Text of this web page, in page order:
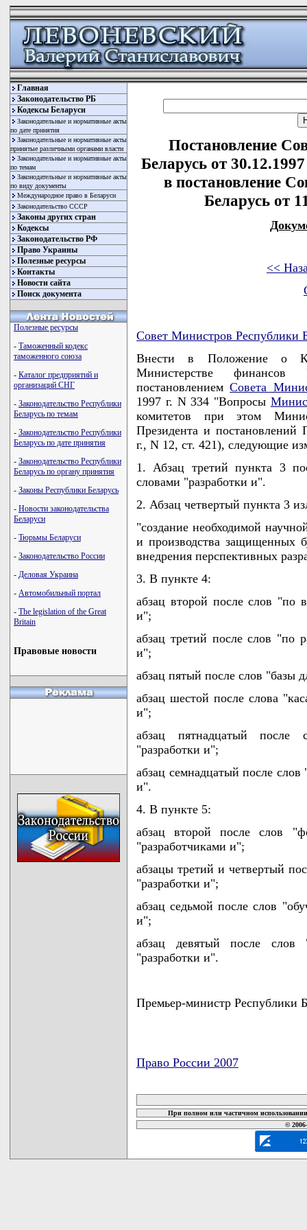
Главная
Законодательство РБ
Кодексы Беларуси
Законодательные и нормативные акты
по дате принятия
Законодательные и нормативные акты
принятые различными органами власти
Законодательные и нормативные акты
по темам
Законодательные и нормативные акты
по виду документы
Международное право в Беларуси
Законодательство СССР
Законы других стран
Кодексы
Законодательство РФ
Право Украины
Полезные ресурсы
Контакты
Новости сайта
Поиск документа
Полезные ресурсы
- Таможенный кодекс
таможенного союза
- Каталог предприятий и
организаций СНГ
- Законодательство Республики
Беларусь по темам
- Законодательство Республики
Беларусь по дате принятия
- Законодательство Республики
Беларусь по органу принятия
- Законы Республики Беларусь
- Новости законодательства
Беларуси
- Тюрьмы Беларуси
- Законодательство России
- Деловая Украина
- Автомобильный портал
- The legislation of the Great
Britain
Правовые новости
Постановление
Беларусь от
в постановление
Беларусь от
<<
Совет Министров Республики
Внести в Положение о
Министерстве финансов
постановлениемСовета
1997 г. N 334 "Вопросы
комитетов при этом
Президента и постановлений
г., N 12, ст. 421), следующие
1. Абзац третий пункта 3
словами "разработки и".
2. Абзац четвертый пункта 3
"создание необходимой
и производства защищенных
внедрения перспективных
3. В пункте 4:
абзац второй после слов "по
и";
абзац третий после слов "по
и";
абзац пятый после слов "базы
абзац шестой после слова
и";
абзац пятнадцатый после
"разработки и";
абзац семнадцатый после
и".
4. В пункте 5:
абзац второй после слов
"разработчиками и";
абзацы третий и четвертый
"разработки и";
абзац седьмой после слов
и";
абзац девятый после слов
"разработки и".
Премьер-министр Республики
Право России 2007
При полном или частичном
©